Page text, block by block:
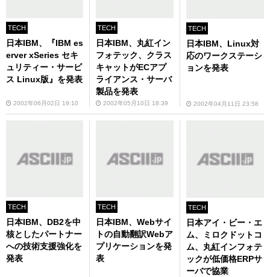
TECH
日本IBM、『IBM es
erver xSeries セキ
ュリティー・サービ
ス Linux版』を発表
2002年06月02日 19:10
TECH
日本IBM、丸紅イン
フォテック、クラス
キャットがECアプ
ライアンス・サーバ
製品を発表
2002年05月10日 18:39
TECH
日本IBM、Linux対
応のワークステーシ
ョンを発表
2002年04月11日 23:58
TECH
日本IBM、DB2を中
核としたパートナー
への技術支援強化を
発表
TECH
日本IBM、Webサイ
トの自動翻訳Webア
プリケーションを発
表
TECH
日本アイ・ビー・エ
ム、ミロクドットコ
ム、丸紅インフォテ
ックが低価格ERPサ
ーバで協業